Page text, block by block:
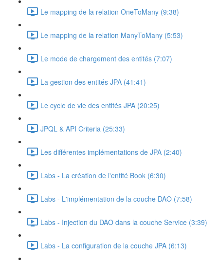
Le mapping de la relation OneToMany (9:38)
Le mapping de la relation ManyToMany (5:53)
Le mode de chargement des entités (7:07)
La gestion des entités JPA (41:41)
Le cycle de vie des entités JPA (20:25)
JPQL & API Criteria (25:33)
Les différentes implémentations de JPA (2:40)
Labs - La création de l'entité Book (6:30)
Labs - L'implémentation de la couche DAO (7:58)
Labs - Injection du DAO dans la couche Service (3:39)
Labs - La configuration de la couche JPA (6:13)